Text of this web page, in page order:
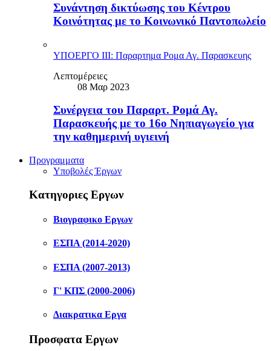
Συνάντηση δικτύωσης του Κέντρου
Κοινότητας με το Κοινωνικό Παντοπωλείο
ΥΠΟΕΡΓΟ ΙΙΙ: Παραρτημα Ρομα Αγ. Παρασκευης
Λεπτομέρειες
08 Μαρ 2023
Συνέργεια του Παραρτ. Ρομά Αγ.
Παρασκευής με το 16ο Νηπιαγωγείο για
την καθημερινή υγιεινή
Προγραμματα
Υποβολές Έργων
Κατηγοριες Εργων
Βιογραφικο Εργων
ΕΣΠΑ (2014-2020)
ΕΣΠΑ (2007-2013)
Γ' ΚΠΣ (2000-2006)
Διακρατικα Εργα
Προσφατα Εργων